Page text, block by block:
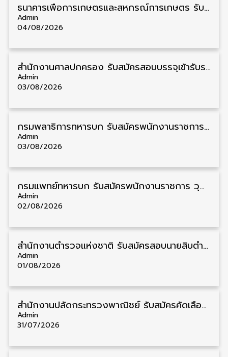
ธนาคารเพื่อการเกษตรและสหกรณ์การเกษตร รับสมัครบุคคลเพื่อเป็นผู้ช่วยพนักงาน วุฒิ ป.ตรี 5 อัตรา รับสมัคร 4 – 14 สิงหาคม
Admin
04/08/2026
สํานักงานศาลปกครอง รับสมัครสอบบรรจุเข้ารับราชการ วุฒิ ป.ตรี 72 อัตรา รับสมัคร 31 สิงหาคม – 18 กันยายน
Admin
03/08/2026
กรมพลาธิการทหารบก รับสมัครพนักงานราชการ วุฒิ ม.3/ม.6/ปวช. 66 อัตรา รับสมัคร 10 – 17 สิงหาคม
Admin
03/08/2026
กรมแพทย์ทหารบก รับสมัครพนักงานราชการ วุฒิ ม.3/ม.6/ปวช./ปวท./ปวส. 6 อัตรา รับสมัคร 3 – 7 สิงหาคม
Admin
02/08/2026
สำนักงานตำรวจแห่งชาติ รับสมัครสอบนายสิบตำรวจ วุฒิ ม.6/ปวช. 6,000 อัตรา รับสมัคร 8 – 19 สิงหาคม
Admin
01/08/2026
สำนักงานปลัดกระทรวงพาณิชย์ รับสมัครคัดเลือกพนักงานราชการ วุฒิ ปวส./ป.ตรี 11 อัตรา รับสมัคร 10 – 21 สิงหาคม
Admin
31/07/2026